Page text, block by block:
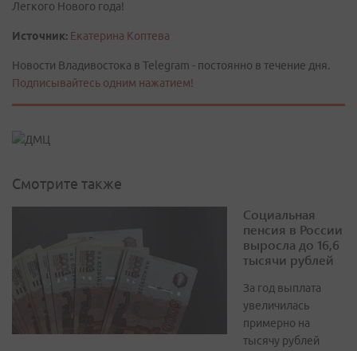
Легкого Нового года!
Источник: Екатерина Коптева
Новости Владивостока в Telegram - постоянно в течение дня.
Подписывайтесь одним нажатием!
Смотрите также
Социальная
пенсия в России
выросла до 16,6
тысячи рублей
За год выплата
увеличилась
примерно на
тысячу рублей